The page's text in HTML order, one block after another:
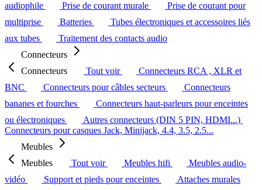
audiophile
Prise de courant murale
Prise de courant pour
multiprise
Batteries
Tubes électroniques et accessoires liés
aux tubes
Traitement des contacts audio
Connecteurs
Connecteurs
Tout voir
Connecteurs RCA , XLR et
BNC
Connecteurs pour câbles secteurs
Connecteurs
bananes et fourches
Connecteurs haut-parleurs pour enceintes
ou électroniques
Autres connecteurs (DIN 5 PIN, HDMI...)
Connecteurs pour casques Jack, Minijack, 4.4, 3.5, 2.5...
Meubles
Meubles
Tout voir Meubles hifi
Meubles audio-
vidéo
Support et pieds pour enceintes
Attaches murales